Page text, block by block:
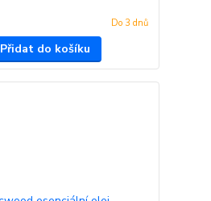
Do 3 dnů
Přidat do košíku